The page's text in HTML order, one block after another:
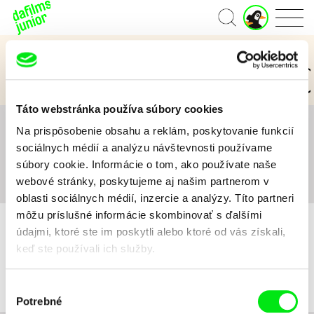
Táto webstránka používa súbory cookies
Na prispôsobenie obsahu a reklám, poskytovanie funkcií
sociálnych médií a analýzu návštevnosti používame
súbory cookie. Informácie o tom, ako používate naše
webové stránky, poskytujeme aj našim partnerom v
oblasti sociálnych médií, inzercie a analýzy. Títo partneri
môžu príslušné informácie skombinovať s ďalšími
údajmi, ktoré ste im poskytli alebo ktoré od vás získali,
keď ste používali ich služby.
súhlasu
Potrebné
Domov
J
u
n
i
o
r
Kategórie Junior
3 až 6 rokov 7 až 11 rokov 12 a viac rokov
Všetko A B C D E F G H I J
K
L
M N O P Q R S T U V W
Z #